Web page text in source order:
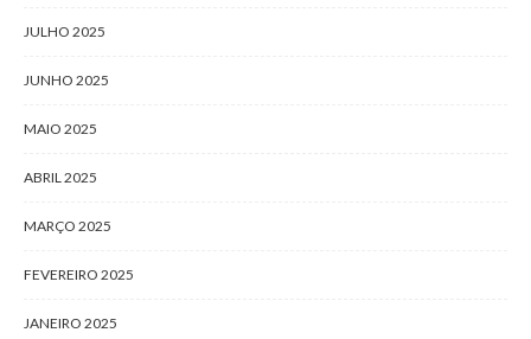
JULHO 2025
JUNHO 2025
MAIO 2025
ABRIL 2025
MARÇO 2025
FEVEREIRO 2025
JANEIRO 2025